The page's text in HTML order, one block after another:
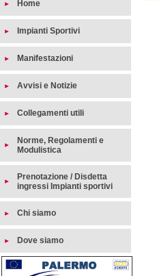
Home
Impianti Sportivi
Manifestazioni
Avvisi e Notizie
Collegamenti utili
Norme, Regolamenti e
Modulistica
Prenotazione / Disdetta
ingressi Impianti sportivi
Chi siamo
Dove siamo